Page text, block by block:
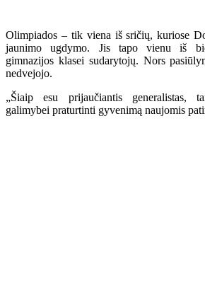
Olimpiados – tik viena iš sričių, kuriose
jaunimo ugdymo. Jis tapo vienu iš
gimnazijos klasei sudarytojų. Nors
nedvejojo.
„Šiaip esu prijaučiantis generalistas,
galimybei praturtinti gyvenimą naujomis